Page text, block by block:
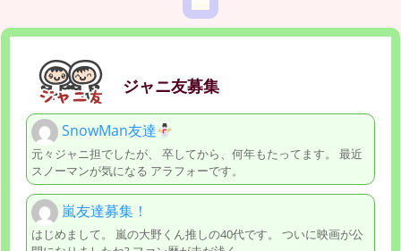
ジャニ友募集
SnowMan友達
元々ジャニ担でしたが、 卒してから、何年もたってます。 最近
スノーマンが気になる アラフォーです。
嵐友達募集！
はじめまして。 嵐の大野くん推しの40代です。 ついに映画が公